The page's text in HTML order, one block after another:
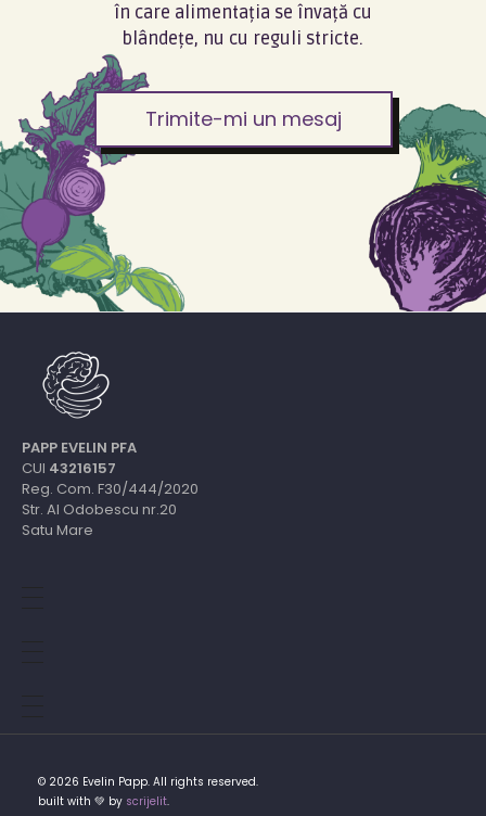
în care alimentația se învață cu
blândețe, nu cu reguli stricte.
Trimite-mi un mesaj
PAPP EVELIN PFA
CUI 43216157
Reg. Com. F30/444/2020
Str. Al Odobescu nr.20
Satu Mare
© 2026 Evelin Papp. All rights reserved.
built with 💚 by scrijelit.